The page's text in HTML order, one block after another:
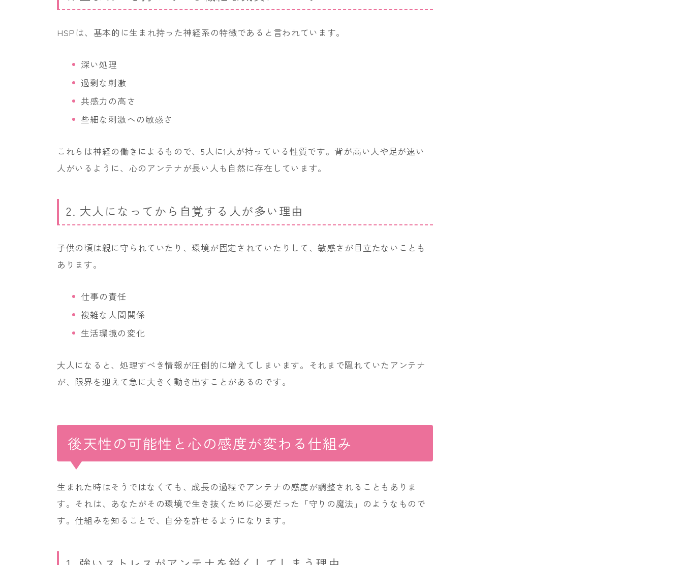
HSPは、基本的に生まれ持った神経系の特徴であると言われています。
深い処理
過剰な刺激
共感力の高さ
些細な刺激への敏感さ
これらは神経の働きによるもので、5人に1人が持っている性質です。背が高い人や足が速い
人がいるように、心のアンテナが長い人も自然に存在しています。
2. 大人になってから自覚する人が多い理由
子供の頃は親に守られていたり、環境が固定されていたりして、敏感さが目立たないことも
あります。
仕事の責任
複雑な人間関係
生活環境の変化
大人になると、処理すべき情報が圧倒的に増えてしまいます。それまで隠れていたアンテナ
が、限界を迎えて急に大きく動き出すことがあるのです。
後天性の可能性と心の感度が変わる仕組み
生まれた時はそうではなくても、成長の過程でアンテナの感度が調整されることもありま
す。それは、あなたがその環境で生き抜くために必要だった「守りの魔法」のようなもので
す。仕組みを知ることで、自分を許せるようになります。